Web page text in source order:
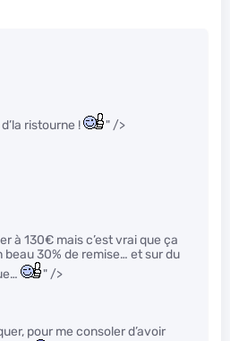
ristourne ! " />
à 130€ mais c’est vrai que ça
30% de remise… et sur du
" />
pour me consoler d’avoir